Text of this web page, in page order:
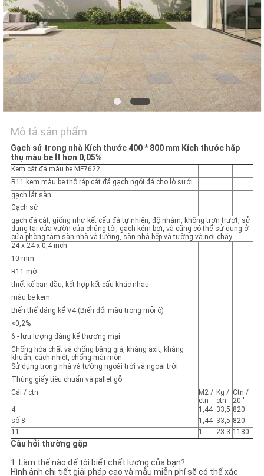
YÊU
CẦU
ĐẶT
GIÁ
SƠ
ĐỒ
TRANG
WEB
CHÍNH
SÁCH
BẢO
MẬT
Mô tả sản phẩm
Gạch sứ trong nhà Kích thước 400 * 800 mm Kích thước hấp
thụ màu be Ít hơn 0,05%
Kem cát đá màu be MF7622
R11 kem màu be thô ráp cát đá gạch ngói đá cho lò sưởi
gạch lát sàn
Gạch sứ
gạch đá cát, giống như kết cấu đá tự nhiên, độ nhám, không trơn trượt, sử
dụng tại cửa vườn của chúng tôi, gạch kém bơi, và cũng có thể sử dụng ở
cửa phòng tắm sàn nhà và tường, sàn nhà bếp và tường và nơi cháy
24 x 24 x 0,4 inch
10 mm
R11 mờ
thiết kế ban đầu, kết hợp kết cấu khác nhau
màu be kem
Biến thể đáng kể V4 (Biến đổi màu trong mỗi ô)
<0,2%
6 - lưu lượng đáng kể thương mại
Chống hóa chất và chống băng giá, kháng axit, kháng
khuẩn, cách nhiệt, chống mài mòn
Sử dụng trong nhà và tường ngoài trời và ngoài trời
Thùng giấy tiêu chuẩn và pallet gỗ
Cái / ctn
M2 /
ctn
Kg /
ctn
Ctn /
20 '
4
1,44 33,5 820
số 8
1,44 33,5 820
11
1 23.3 1180
Câu hỏi thường gặp
1. Làm thế nào để tôi biết chất lượng của bạn?
Hình ảnh chi tiết giải pháp cao và mẫu miễn phí sẽ có thể xác